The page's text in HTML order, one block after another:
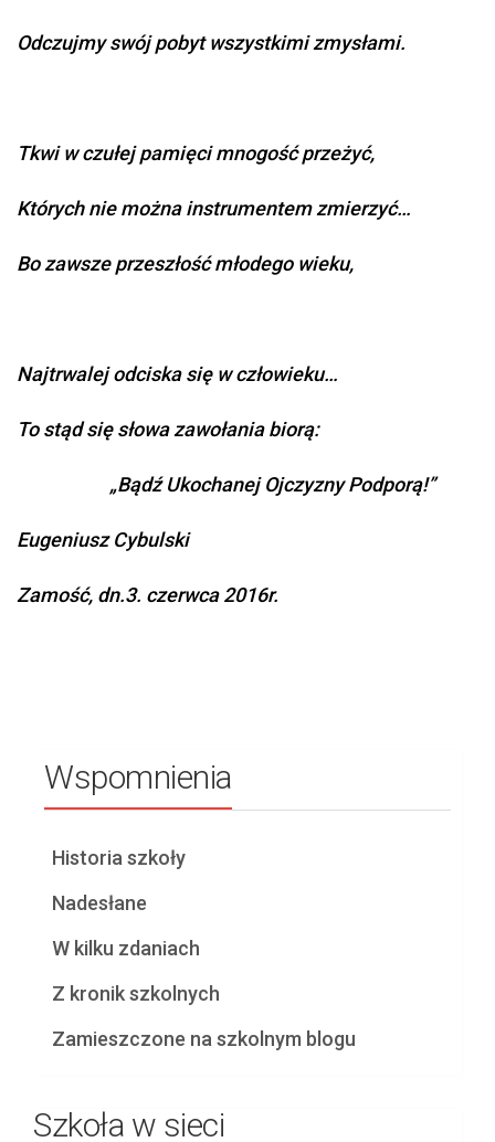
Odczujmy swój pobyt wszystkimi zmysłami.
Tkwi w czułej pamięci mnogość przeżyć,
Których nie można instrumentem zmierzyć…
Bo zawsze przeszłość młodego wieku,
Najtrwalej odciska się w człowieku…
To stąd się słowa zawołania biorą:
„Bądź Ukochanej Ojczyzny Podporą!”
Eugeniusz Cybulski
Zamość, dn.3. czerwca 2016r.
Wspomnienia
Historia szkoły
Nadesłane
W kilku zdaniach
Z kronik szkolnych
Zamieszczone na szkolnym blogu
Szkoła w sieci